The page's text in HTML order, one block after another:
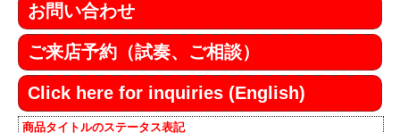
お問い合わせ
ご来店予約（試奏、ご相談）
Click here for inquiries (English)
商品タイトルのステータス表記